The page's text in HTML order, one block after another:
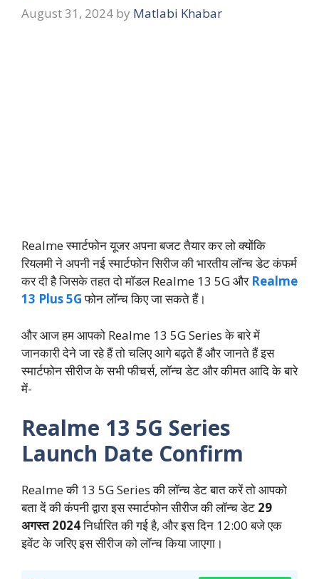
August 31, 2024 by Matlabi Khabar
Realme स्मार्टफोन यूजर अपना बजट तैयार कर लो क्योंकि
रियलमी ने अपनी नई स्मार्टफोन सिरीज की भारतीय लॉन्च डेट कंफर्म
कर दी है जिसके तहत दो मॉडल Realme 13 5G और Realme
13 Plus 5Gफोन लॉन्च किए जा सकते हैं।
और आज हम आपको Realme 13 5G Series के बारे में
जानकारी देने जा रहे हैं तो चलिए आगे बढ़ते हैं और जानते हैं इस
स्मार्टफोन सीरीज के सभी फीचर्स, लॉन्च डेट और कीमत आदि के बारे
में-
Realme 13 5G Series
Launch Date Confirm
Realme की 13 5G Series की लॉन्च डेट बात करें तो आपको
बता दें की कंपनी द्वारा इस स्मार्टफोन सीरीज की लॉन्च डेट 29
अगस्त 2024निर्धारित की गई है, और इस दिन 12:00 बजे एक
इवेंट के जरिए इस सीरीज को लॉन्‍च किया जाएगा।